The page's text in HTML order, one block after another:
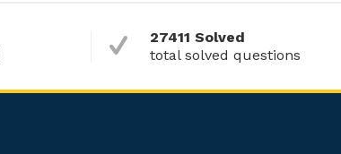
27411 Solved
total solved questions